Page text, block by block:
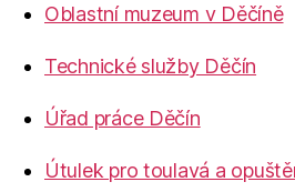
Oblastní muzeum v Děčíně
Technické služby Děčín
Úřad práce Děčín
Útulek pro toulavá a